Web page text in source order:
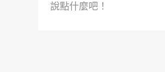
說點什麼吧！